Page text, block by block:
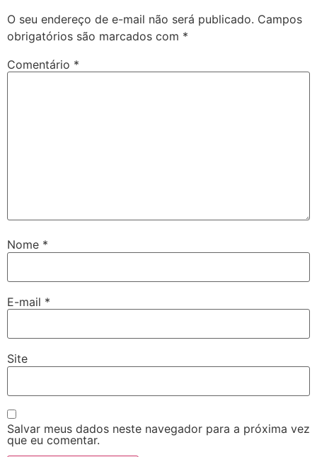
O seu endereço de e-mail não será publicado. Campos
obrigatórios são marcados com *
Comentário *
Nome *
E-mail *
Site
Salvar meus dados neste navegador para a próxima vez
que eu comentar.